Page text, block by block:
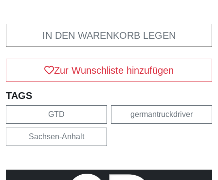
IN DEN WARENKORB LEGEN
Zur Wunschliste hinzufügen
TAGS
GTD germantruckdriver
Sachsen-Anhalt